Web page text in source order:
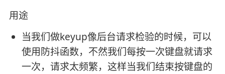
用途
当我们做keyup像后台请求检验的时候，可以
使用防抖函数，不然我们每按一次键盘就请求
一次，请求太频繁，这样当我们结束按键盘的